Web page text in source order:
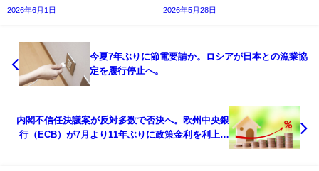
2026年6月1日 2026年5月28日
今夏7年ぶりに節電要請か。ロシアが日本との漁業協
定を履行停止へ。
内閣不信任決議案が反対多数で否決へ。欧州中央銀
行（ECB）が7月より11年ぶりに政策金利を利上げ